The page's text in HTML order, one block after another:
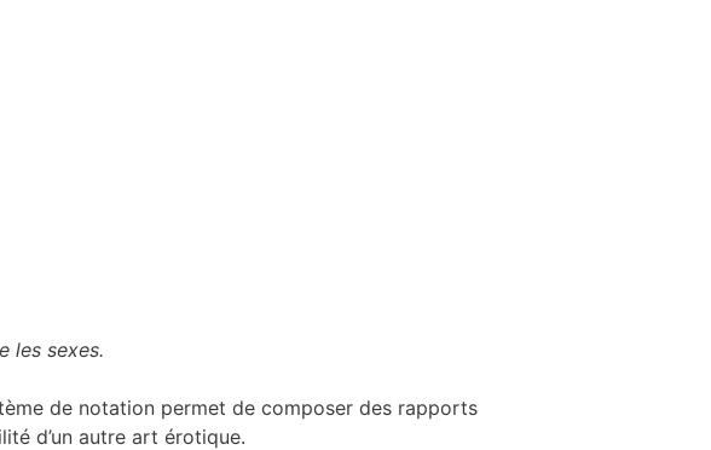
les sexes.
de notation permet de composer des rapports
d’un autre art érotique.